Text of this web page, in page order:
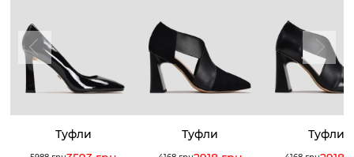
Туфли Туфли Туфли